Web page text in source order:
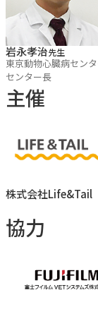
・標準断面の描
・ドプラ法と
■セミナーのポ
・初心者でも基礎
・獣医師・愛玩
※事前にお読み
・講演・実習中
・欠席された場
岩永孝治先生
東京動物心臓病セン
センター長
主催
株式会社Life&Tail
協力